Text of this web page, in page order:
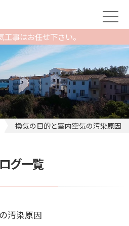
事はお任せ下さい。
換気の目的と室内空気の汚染原因
グ一覧
汚染原因